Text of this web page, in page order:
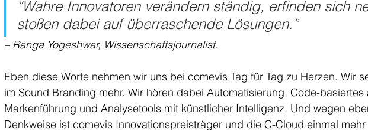
“Wahre Innovatoren verändern ständig, erfinden sich
stoßen dabei auf überraschende Lösungen.”
– Ranga Yogeshwar, Wissenschaftsjournalist.
Eben diese Worte nehmen wir uns bei comevis Tag für Tag zu Herzen. Wir
im Sound Branding mehr. Wir hören dabei Automatisierung, Code-
Markenführung und Analysetools mit künstlicher Intelligenz. Und wegen
Denkweise ist comevis Innovationspreisträger und die C-Cloud einmal